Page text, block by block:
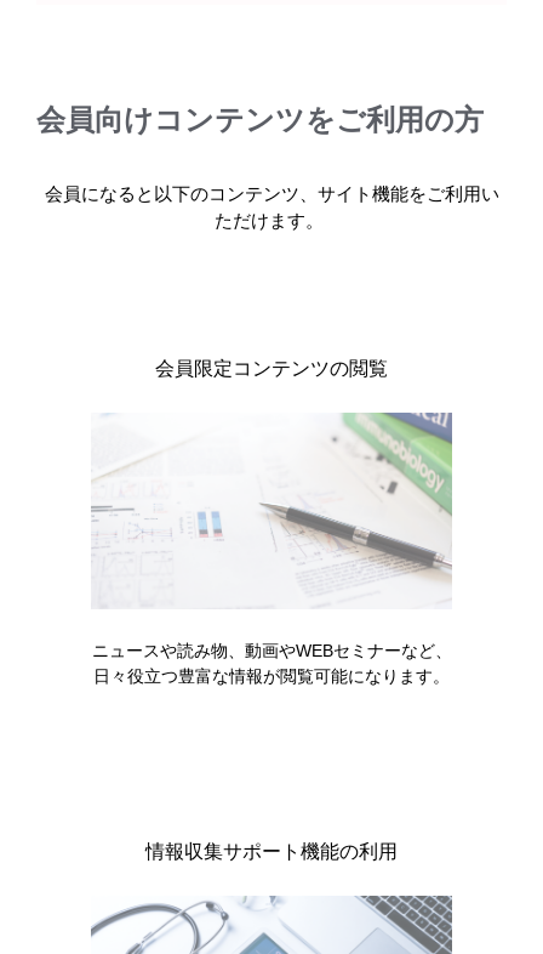
製品情報・安全性情報
会員向けコンテンツをご利用の方
会員になると以下のコンテンツ、サイト機能をご利用い
ただけます。
会員限定コンテンツの閲覧
ニュースや読み物、動画やWEBセミナーなど、
日々役立つ豊富な情報が閲覧可能になります。
情報収集サポート機能の利用